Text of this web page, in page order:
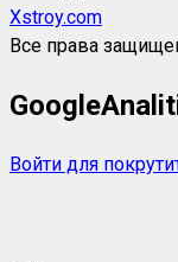
Xstroy.com
Все права
Войти для